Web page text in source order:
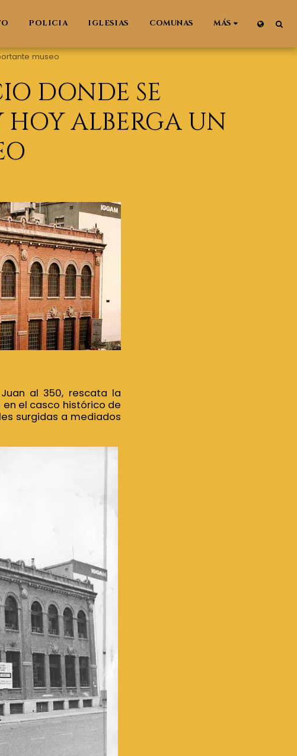
POLICIA IGLESIAS COMUNAS MÁS
museo
DONDE SE
HOY ALBERGA UN
al 350, rescata la
el casco histórico de
surgidas a mediados